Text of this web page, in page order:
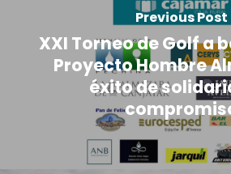
Previous Post
XXI Torneo de Golf a
Proyecto Hombre
éxito de